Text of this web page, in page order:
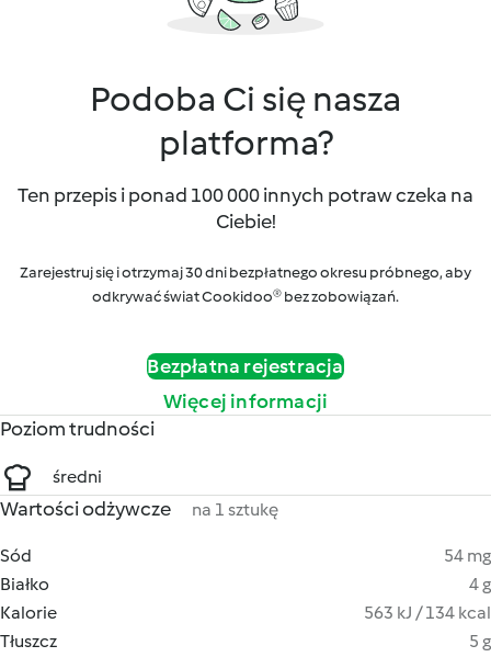
Podoba Ci się nasza
platforma?
Ten przepis i ponad 100 000 innych potraw czeka na
Ciebie!
Zarejestruj się i otrzymaj 30 dni bezpłatnego okresu próbnego, aby
odkrywać świat Cookidoo® bez zobowiązań.
Bezpłatna rejestracja
Więcej informacji
Poziom trudności
średni
Wartości odżywcze na 1 sztukę
Sód
54 mg
Białko
4 g
Kalorie
563 kJ / 134 kcal
Tłuszcz
5 g